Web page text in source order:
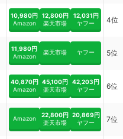
10,980円
Amazon
12,800円
楽天市場
12,031円
ヤフー
4位
11,980円
Amazon
楽天市場 ヤフー 5位
40,870円
Amazon
45,100円
楽天市場
42,203円
ヤフー
6位
Amazon
22,800円
楽天市場
20,869円
ヤフー
7位